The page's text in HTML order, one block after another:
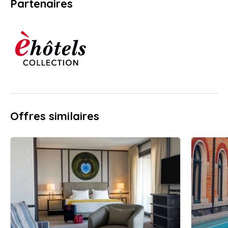
Partenaires
Offres similaires